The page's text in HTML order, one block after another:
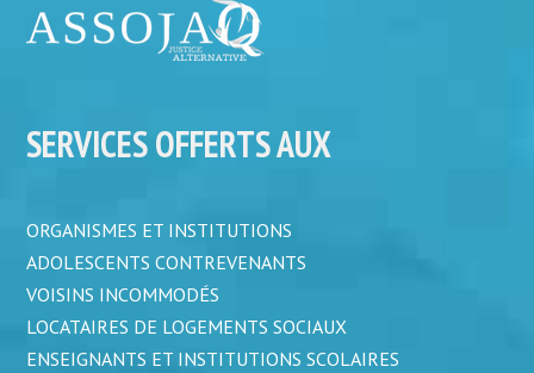
SERVICES OFFERTS AUX
ORGANISMES ET INSTITUTIONS
ADOLESCENTS CONTREVENANTS
VOISINS INCOMMODÉS
LOCATAIRES DE LOGEMENTS SOCIAUX
ENSEIGNANTS ET INSTITUTIONS SCOLAIRES